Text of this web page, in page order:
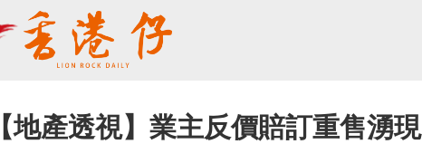
【地產透視】業主反價賠訂重售湧現